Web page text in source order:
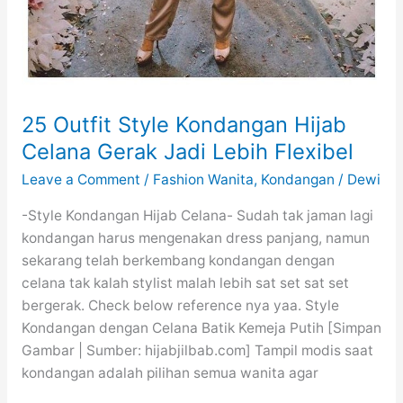
25 Outfit Style Kondangan Hijab
Celana Gerak Jadi Lebih Flexibel
Leave a Comment / Fashion Wanita, Kondangan / Dewi
-Style Kondangan Hijab Celana- Sudah tak jaman lagi
kondangan harus mengenakan dress panjang, namun
sekarang telah berkembang kondangan dengan
celana tak kalah stylist malah lebih sat set sat set
bergerak. Check below reference nya yaa. Style
Kondangan dengan Celana Batik Kemeja Putih [Simpan
Gambar | Sumber: hijabjilbab.com] Tampil modis saat
kondangan adalah pilihan semua wanita agar